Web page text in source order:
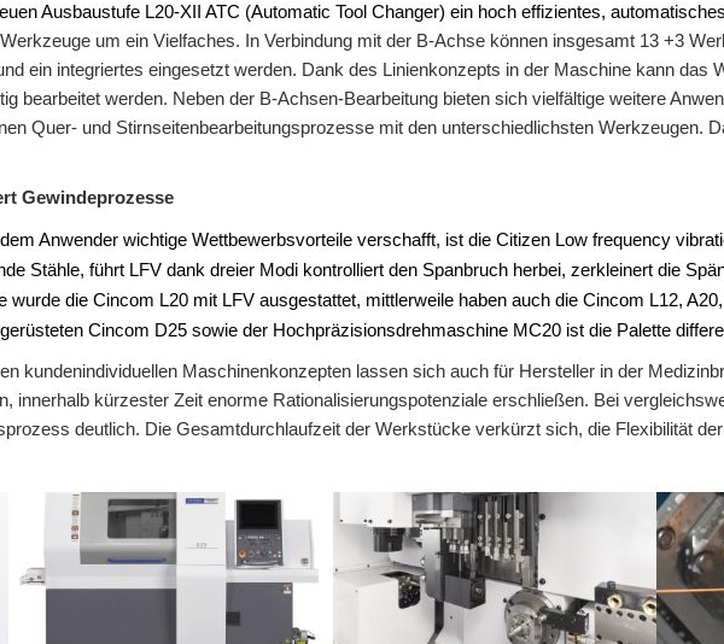
Ausbaustufe L20-XII ATC (Automatic Tool Changer) ein hoch effizientes,
um ein Vielfaches. In Verbindung mit der B-Achse können insgesamt 13 +3
ein integriertes eingesetzt werden. Dank des Linienkonzepts in der Maschine kann das
bearbeitet werden. Neben der B-Achsen-Bearbeitung bieten sich vielfältige weitere
Quer- und Stirnseitenbearbeitungsprozesse mit den unterschiedlichsten Werkzeugen.
Gewindeprozesse
Anwender wichtige Wettbewerbsvorteile verschafft, ist die Citizen Low frequency
Stähle, führt LFV dank dreier Modi kontrolliert den Spanbruch herbei, zerkleinert die
wurde die Cincom L20 mit LFV ausgestattet, mittlerweile haben auch die Cincom L12,
Cincom D25 sowie der Hochpräzisionsdrehmaschine MC20 ist die Palette
kundenindividuellen Maschinenkonzepten lassen sich auch für Hersteller in der
innerhalb kürzester Zeit enorme Rationalisierungspotenziale erschließen. Bei
deutlich. Die Gesamtdurchlaufzeit der Werkstücke verkürzt sich, die Flexibilität